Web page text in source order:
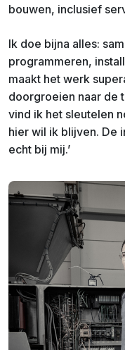
bouwen, inclusief
Ik doe bijna alles:
programmeren,
maakt het werk
doorgroeien naar de
vind ik het sleutelen
hier wil ik blijven. De
echt bij mij.’